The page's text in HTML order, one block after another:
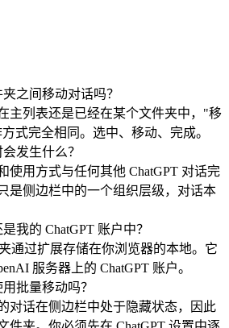
之间移动对话吗？
主列表还是已经在某个文件夹中，"移
式完全相同。选中、移动、完成。
发生什么？
使用方式与任何其他 ChatGPT 对话完
是侧边栏中的一个组织层级，对话本
我的 ChatGPT 账户中？
通过扩展存储在你浏览器的本地。它
服务器上的 ChatGPT 账户。
批量移动吗？
对话在侧边栏中处于隐藏状态，因此